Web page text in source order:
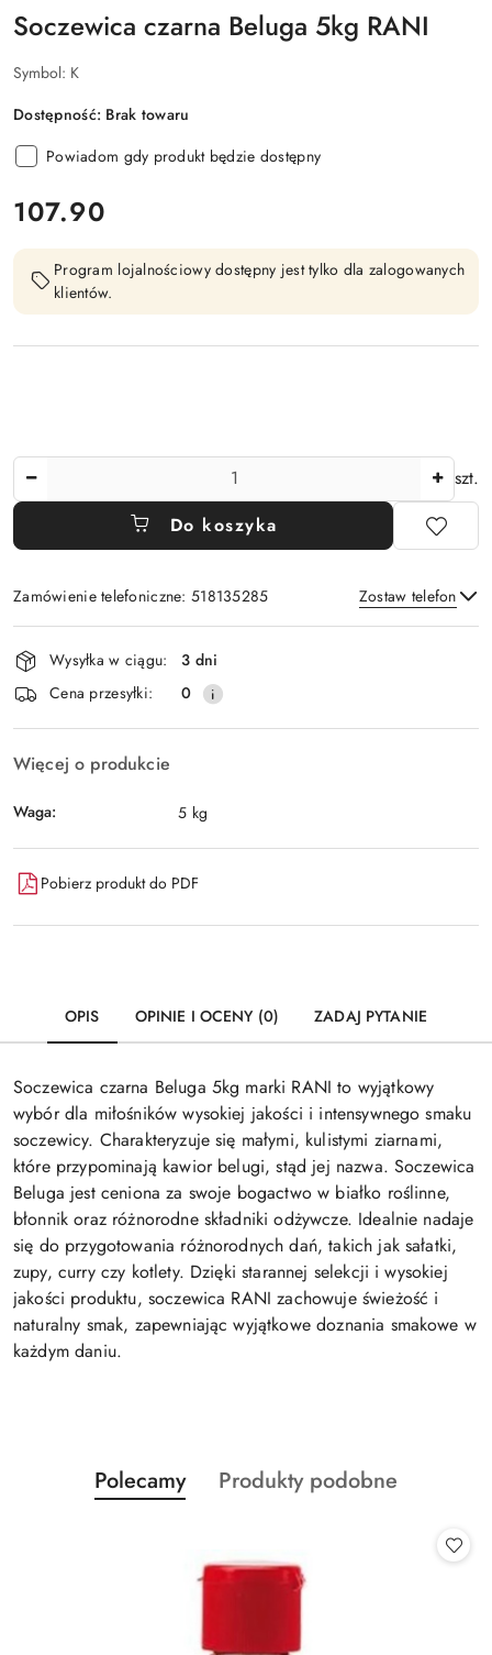
Soczewica czarna Beluga 5kg RANI
Symbol: K
Dostępność: Brak towaru
Powiadom gdy produkt będzie dostępny
cena:
107.90
Program lojalnościowy dostępny jest tylko dla zalogowanych
klientów.
szt.
Do koszyka
Zamówienie telefoniczne: 518135285 Zostaw telefon
Wyślij
Dostępność
i
dostawa
Wysyłka w ciągu:
3 dni
Cena przesyłki:
0
Więcej o produkcie
Waga: 5 kg
Pobierz produkt do PDF
OPIS OPINIE I OCENY (0) ZADAJ PYTANIE
Soczewica czarna Beluga 5kg marki RANI to wyjątkowy
wybór dla miłośników wysokiej jakości i intensywnego smaku
soczewicy. Charakteryzuje się małymi, kulistymi ziarnami,
które przypominają kawior belugi, stąd jej nazwa. Soczewica
Beluga jest ceniona za swoje bogactwo w białko roślinne,
błonnik oraz różnorodne składniki odżywcze. Idealnie nadaje
się do przygotowania różnorodnych dań, takich jak sałatki,
zupy, curry czy kotlety. Dzięki starannej selekcji i wysokiej
jakości produktu, soczewica RANI zachowuje świeżość i
naturalny smak, zapewniając wyjątkowe doznania smakowe w
każdym daniu.
Pomiń karuzelę produktów
Produkty
o
Polecamy
Produkty
Produkty podobne